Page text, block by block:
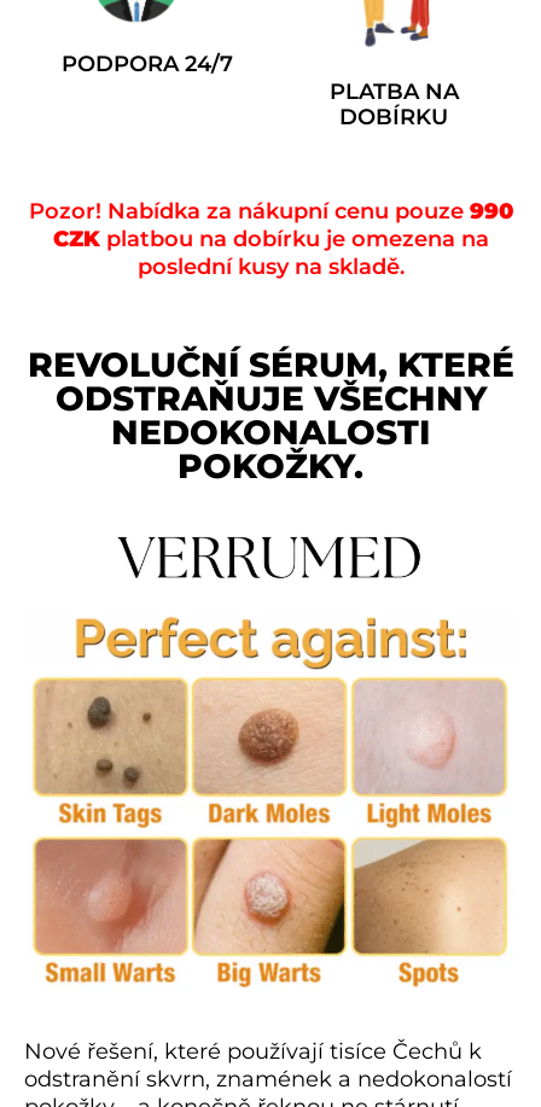
PODPORA 24/7
PLATBA NA
DOBÍRKU
Pozor! Nabídka za nákupní cenu pouze 990
CZKplatbou na dobírku je omezena na
poslední kusy na skladě.
REVOLUČNÍ SÉRUM, KTERÉ
ODSTRAŇUJE VŠECHNY
NEDOKONALOSTI
POKOŽKY.
Nové řešení, které používají tisíce Čechů k
odstranění skvrn, znamének a nedokonalostí